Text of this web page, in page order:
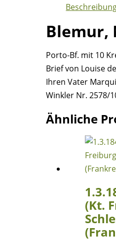
Blemur,
Porto-Bf. mit 10
Brief von Louise
Ihren Vater
Winkler Nr. 2578/
Ähnliche
(Kt.